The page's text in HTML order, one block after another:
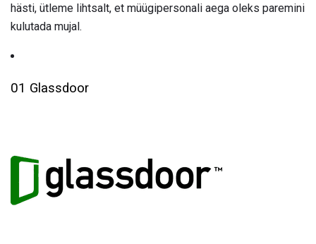
hästi, ütleme lihtsalt, et müügipersonali aega oleks paremini
kulutada mujal.
01 Glassdoor